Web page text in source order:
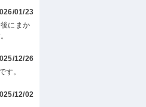
01/23
にまか
12/26
す。
12/02